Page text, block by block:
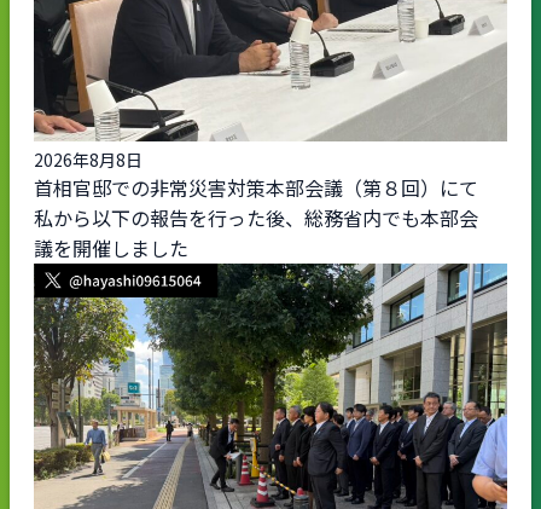
2026年8月8日
首相官邸での非常災害対策本部会議（第８回）にて
私から以下の報告を行った後、総務省内でも本部会
議を開催しました